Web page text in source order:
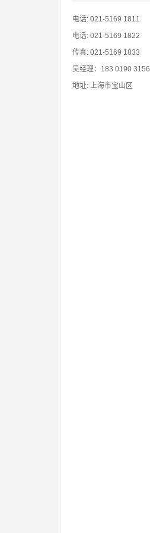
电话: 021-5169 1811
电话: 021-5169 1822
传真: 021-5169 1833
吴经理：183 0190 3156
地址: 上海市宝山区